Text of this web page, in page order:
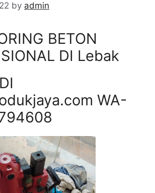
by admin
BETON
DI Lebak
WA-